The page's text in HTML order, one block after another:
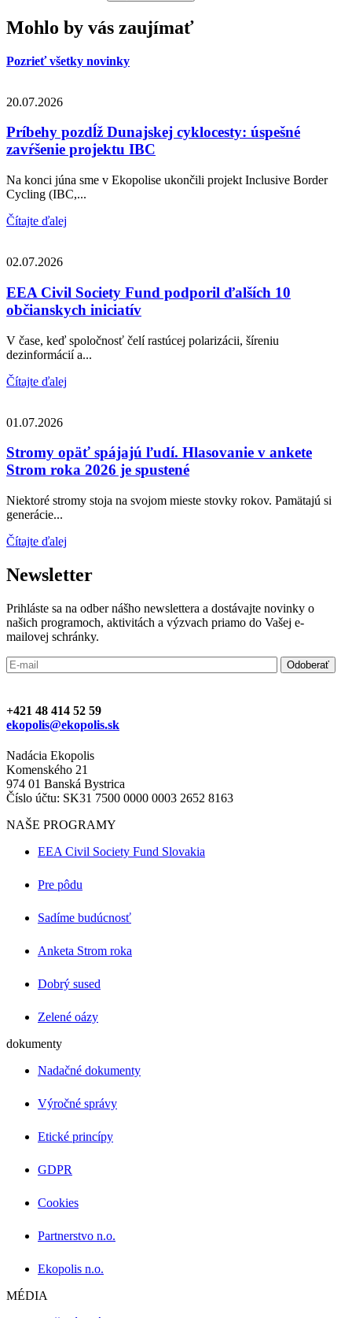
Mohlo by vás zaujímať
Pozrieť všetky novinky
20.07.2026
Príbehy pozdĺž Dunajskej cyklocesty: úspešné
zavŕšenie projektu IBC
Na konci júna sme v Ekopolise ukončili projekt Inclusive Border
Cycling (IBC,...
Čítajte ďalej
02.07.2026
EEA Civil Society Fund podporil ďalších 10
občianskych iniciatív
V čase, keď spoločnosť čelí rastúcej polarizácii, šíreniu
dezinformácií a...
Čítajte ďalej
01.07.2026
Stromy opäť spájajú ľudí. Hlasovanie v ankete
Strom roka 2026 je spustené
Niektoré stromy stoja na svojom mieste stovky rokov. Pamätajú si
generácie...
Čítajte ďalej
Newsletter
Prihláste sa na odber nášho newslettera a dostávajte novinky o
našich programoch, aktivitách a výzvach priamo do Vašej e-
mailovej schránky.
+421 48 414 52 59
ekopolis@ekopolis.sk
Nadácia Ekopolis
Komenského 21
974 01 Banská Bystrica
Číslo účtu: SK31 7500 0000 0003 2652 8163
NAŠE PROGRAMY
EEA Civil Society Fund Slovakia
Pre pôdu
Sadíme budúcnosť
Anketa Strom roka
Dobrý sused
Zelené oázy
dokumenty
Nadačné dokumenty
Výročné správy
Etické princípy
GDPR
Cookies
Partnerstvo n.o.
Ekopolis n.o.
MÉDIA